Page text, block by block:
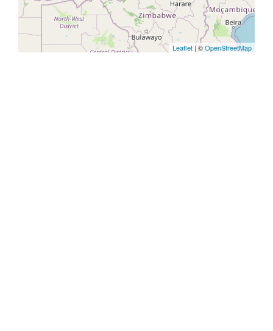
Leaflet | ©OpenStreetMap